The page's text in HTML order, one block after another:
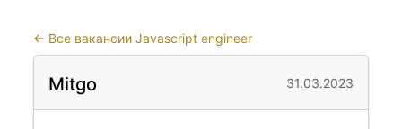
← Все вакансии Javascript engineer
Mitgo 31.03.2023